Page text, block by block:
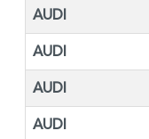
AUDI
AUDI
AUDI
AUDI